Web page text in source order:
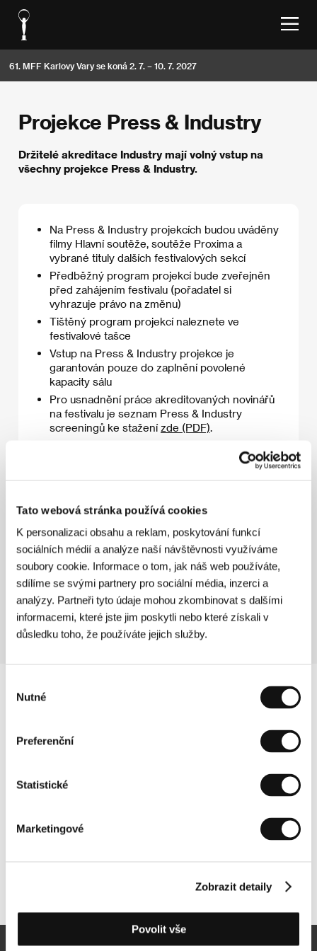
Tato webová stránka používá cookies
K personalizaci obsahu a reklam, poskytování funkcí
sociálních médií a analýze naší návštěvnosti využíváme
soubory cookie. Informace o tom, jak náš web používáte,
sdílíme se svými partnery pro sociální média, inzerci a
analýzy. Partneři tyto údaje mohou zkombinovat s dalšími
informacemi, které jste jim poskytli nebo které získali v
důsledku toho, že používáte jejich služby.
souhlasu
Nutné
Preferenční
Statistické
Marketingové
Zobrazit detaily
Povolit vše
61. MFF Karlovy Vary se koná 2. 7. – 10. 7. 2027
Projekce Press & Industry
Držitelé akreditace Industry mají volný vstup na
všechny projekce Press & Industry.
Na Press & Industry projekcích budou uváděny
filmy Hlavní soutěže, soutěže Proxima a
vybrané tituly dalších festivalových sekcí
Předběžný program projekcí bude zveřejněn
před zahájením festivalu (pořadatel si
vyhrazuje právo na změnu)
Tištěný program projekcí naleznete ve
festivalové tašce
Vstup na Press & Industry projekce je
garantován pouze do zaplnění povolené
kapacity sálu
Pro usnadnění práce akreditovaných novinářů
na festivalu je seznam Press & Industry
screeningů ke stažení zde (PDF)
3. 7. 2026
Kinosál A
21:00
Zápas století
20:30